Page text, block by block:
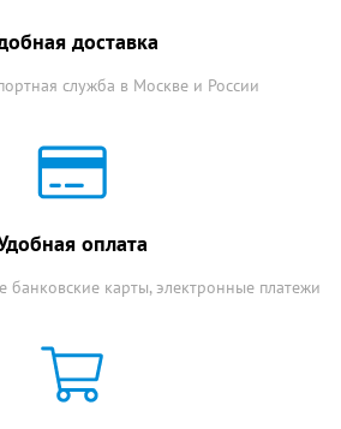
доставка
служба в Москве и России
оплата
карты, электронные платежи